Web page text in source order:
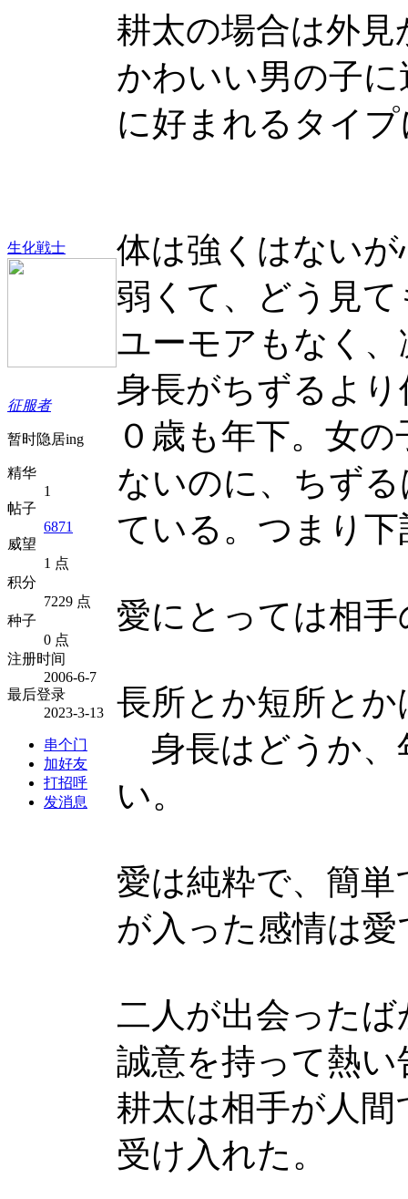
生化戦士
征服者
暂时隐居ing
精华
1
帖子
6871
威望
1 点
积分
7229 点
种子
0 点
注册时间
2006-6-7
最后登录
2023-3-13
串个门
加好友
打招呼
发消息
耕太の場合は外
かわいい男の子
に好まれるタイ
体は強くはない
弱くて、どう見
ユーモアもなく
身長がちずるよ
０歳も年下。女
ないのに、ちず
ている。つまり
愛にとっては相
長所とか短所と
身長はどうか、
い。
愛は純粋で、簡
が入った感情は
二人が出会った
誠意を持って熱
耕太は相手が人
受け入れた。